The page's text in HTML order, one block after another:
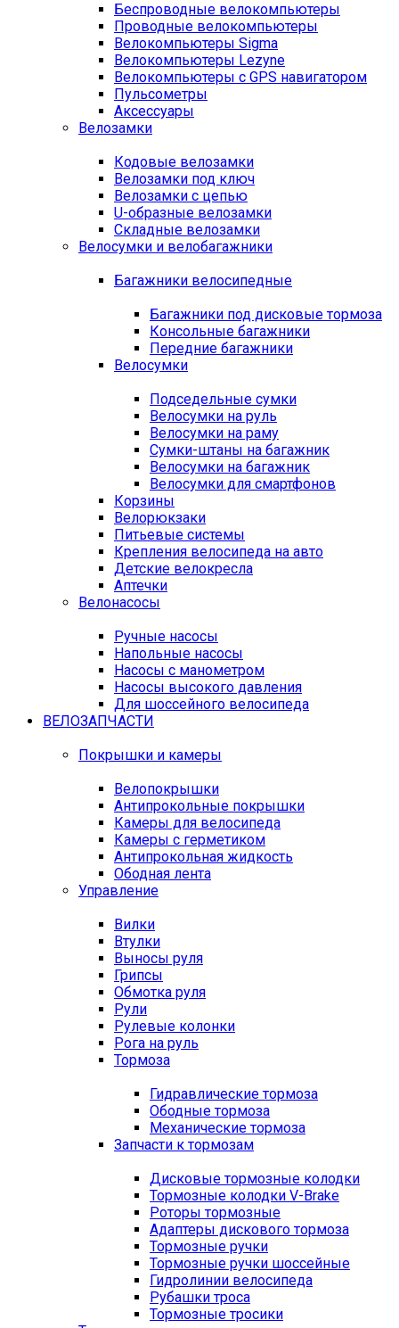
Беспроводные велокомпьютеры
Проводные велокомпьютеры
Велокомпьютеры Sigma
Велокомпьютеры Lezyne
Велокомпьютеры с GPS навигатором
Пульсометры
Аксессуары
Велозамки
Кодовые велозамки
Велозамки под ключ
Велозамки с цепью
U-образные велозамки
Складные велозамки
Велосумки и велобагажники
Багажники велосипедные
Багажники под дисковые тормоза
Консольные багажники
Передние багажники
Велосумки
Подседельные сумки
Велосумки на руль
Велосумки на раму
Сумки-штаны на багажник
Велосумки на багажник
Велосумки для смартфонов
Корзины
Велорюкзаки
Питьевые системы
Крепления велосипеда на авто
Детские велокресла
Аптечки
Велонасосы
Ручные насосы
Напольные насосы
Насосы с манометром
Насосы высокого давления
Для шоссейного велосипеда
ВЕЛОЗАПЧАСТИ
Покрышки и камеры
Велопокрышки
Антипрокольные покрышки
Камеры для велосипеда
Камеры с герметиком
Антипрокольная жидкость
Ободная лента
Управление
Вилки
Втулки
Выносы руля
Грипсы
Обмотка руля
Рули
Рулевые колонки
Рога на руль
Тормоза
Гидравлические тормоза
Ободные тормоза
Механические тормоза
Запчасти к тормозам
Дисковые тормозные колодки
Тормозные колодки V-Brake
Роторы тормозные
Адаптеры дискового тормоза
Тормозные ручки
Тормозные ручки шоссейные
Гидролинии велосипеда
Рубашки троса
Тормозные тросики